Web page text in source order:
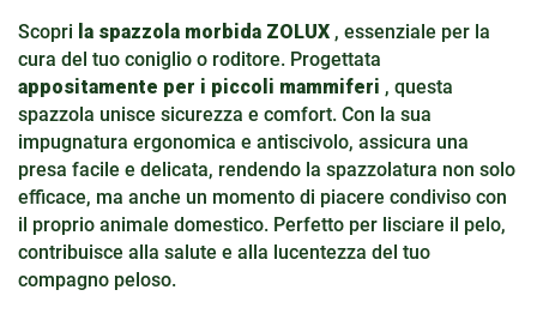
Scopri la spazzola morbida ZOLUX , essenziale per la
cura del tuo coniglio o roditore. Progettata
appositamente per i piccoli mammiferi , questa
spazzola unisce sicurezza e comfort. Con la sua
impugnatura ergonomica e antiscivolo, assicura una
presa facile e delicata, rendendo la spazzolatura non solo
efficace, ma anche un momento di piacere condiviso con
il proprio animale domestico. Perfetto per lisciare il pelo,
contribuisce alla salute e alla lucentezza del tuo
compagno peloso.